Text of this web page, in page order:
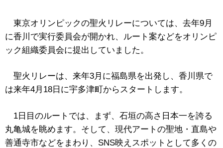
東京オリンピックの聖火リレーについては、去年9月
に香川で実行委員会が開かれ、ルート案などをオリンピ
ック組織委員会に提出していました。
聖火リレーは、来年3月に福島県を出発し、香川県で
は来年4月18日に宇多津町からスタートします。
1日目のルートでは、まず、石垣の高さ日本一を誇る
丸亀城を眺めます。そして、現代アートの聖地・直島や
善通寺市などをまわり、SNS映えスポットとして多くの